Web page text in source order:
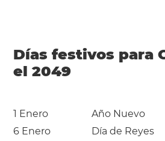
Días festivos para
el 2049
1 Enero
Año Nuevo
6 Enero
Día de Reyes